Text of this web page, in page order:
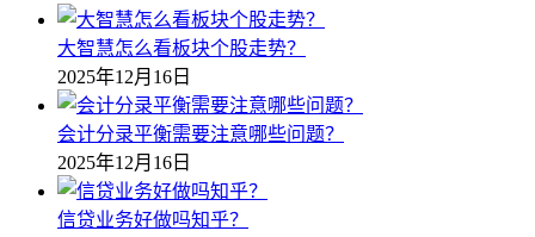
大智慧怎么看板块个股走势？
2025年12月16日
会计分录平衡需要注意哪些问题？
2025年12月16日
信贷业务好做吗知乎？